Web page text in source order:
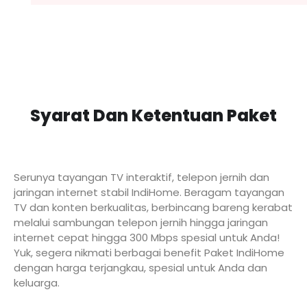
Syarat Dan Ketentuan Paket
Serunya tayangan TV interaktif, telepon jernih dan
jaringan internet stabil IndiHome. Beragam tayangan
TV dan konten berkualitas, berbincang bareng kerabat
melalui sambungan telepon jernih hingga jaringan
internet cepat hingga 300 Mbps spesial untuk Anda!
Yuk, segera nikmati berbagai benefit Paket IndiHome
dengan harga terjangkau, spesial untuk Anda dan
keluarga.